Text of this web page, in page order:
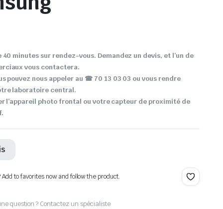
minutes sur rendez-vous. Demandez un devis, et l’un de
vous contactera.
pouvez nous appeler au ☎ 70 13 03 03 ou vous rendre
laboratoire central.
l’appareil photo frontal ou votre capteur de proximité de
to favorites now and follow the product.
question ? Contactez un spécialiste